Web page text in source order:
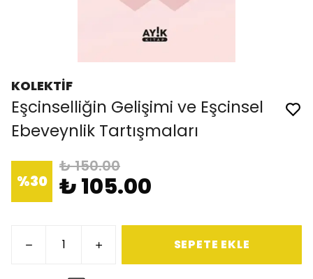
KOLEKTİF
Eşcinselliğin Gelişimi ve Eşcinsel
Ebeveynlik Tartışmaları
%30
₺ 150.00
₺ 105.00
SEPETE EKLE